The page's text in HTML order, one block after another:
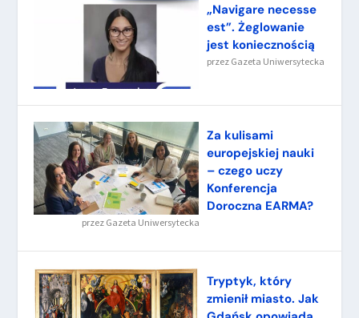
„Navigare necesse
est”. Żeglowanie
jest koniecznością
przez Gazeta Uniwersytecka
Za kulisami
europejskiej nauki
– czego uczy
Konferencja
Doroczna EARMA?
przez Gazeta Uniwersytecka
Tryptyk, który
zmienił miasto. Jak